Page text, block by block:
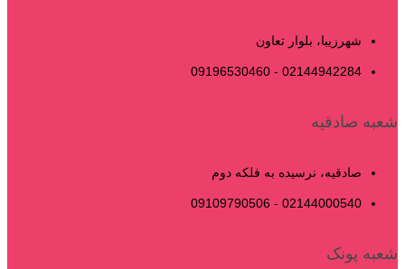
شهرزیبا، بلوار تعاون
02144942284 - 09196530460
شعبه صادقیه
صادقیه، نرسیده به فلکه دوم
02144000540 - 09109790506
شعبه پونک